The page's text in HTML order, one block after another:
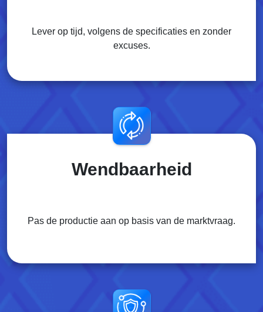
Lever op tijd, volgens de specificaties en zonder
excuses.
Wendbaarheid
Pas de productie aan op basis van de marktvraag.